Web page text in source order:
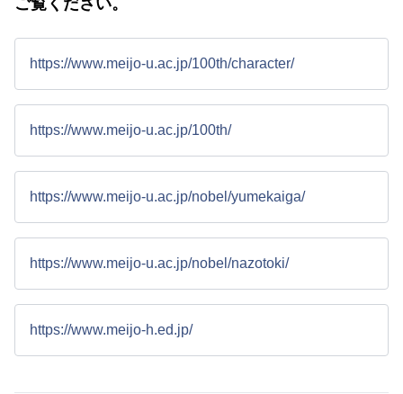
https://www.meijo-u.ac.jp/100th/character/
https://www.meijo-u.ac.jp/100th/
https://www.meijo-u.ac.jp/nobel/yumekaiga/
https://www.meijo-u.ac.jp/nobel/nazotoki/
https://www.meijo-h.ed.jp/